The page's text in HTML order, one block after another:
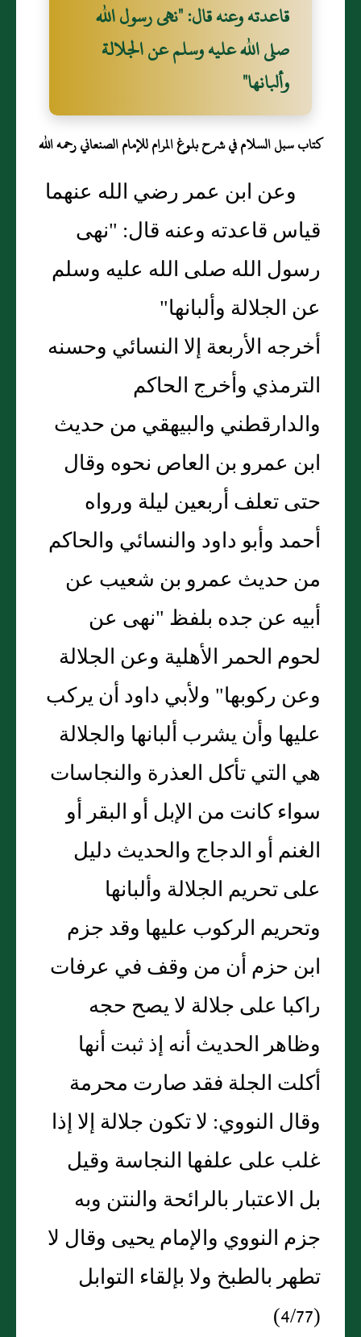
قاعدته وعنه قال: "نهى رسول الله
صلى الله عليه وسلم عن الجلالة
وألبانها"
كتاب سبل السلام في شرح بلوغ المرام للإمام الصنعاني رحمه الله
وعن ابن عمر رضي الله عنهما
قياس قاعدته وعنه قال: "نهى
رسول الله صلى الله عليه وسلم
عن الجلالة وألبانها"
أخرجه الأربعة إلا النسائي وحسنه
الترمذي وأخرج الحاكم
والدارقطني والبيهقي من حديث
ابن عمرو بن العاص نحوه وقال
حتى تعلف أربعين ليلة ورواه
أحمد وأبو داود والنسائي والحاكم
من حديث عمرو بن شعيب عن
أبيه عن جده بلفظ "نهى عن
لحوم الحمر الأهلية وعن الجلالة
وعن ركوبها" ولأبي داود أن يركب
عليها وأن يشرب ألبانها والجلالة
هي التي تأكل العذرة والنجاسات
سواء كانت من الإبل أو البقر أو
الغنم أو الدجاج والحديث دليل
على تحريم الجلالة وألبانها
وتحريم الركوب عليها وقد جزم
ابن حزم أن من وقف في عرفات
راكبا على جلالة لا يصح حجه
وظاهر الحديث أنه إذ ثبت أنها
أكلت الجلة فقد صارت محرمة
وقال النووي: لا تكون جلالة إلا إذا
غلب على علفها النجاسة وقيل
بل الاعتبار بالرائحة والنتن وبه
جزم النووي والإمام يحيى وقال لا
تطهر بالطبخ ولا بإلقاء التوابل
(4/77)